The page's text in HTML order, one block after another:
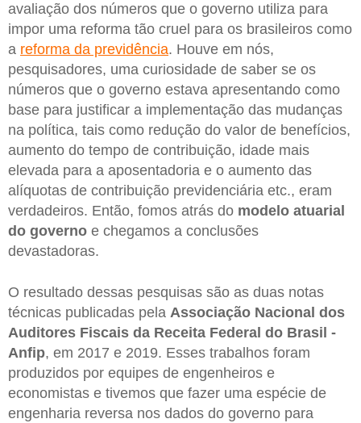
avaliação dos números que o governo utiliza para
impor uma reforma tão cruel para os brasileiros como
a reforma da previdência. Houve em nós,
pesquisadores, uma curiosidade de saber se os
números que o governo estava apresentando como
base para justificar a implementação das mudanças
na política, tais como redução do valor de benefícios,
aumento do tempo de contribuição, idade mais
elevada para a aposentadoria e o aumento das
alíquotas de contribuição previdenciária etc., eram
verdadeiros. Então, fomos atrás do modelo atuarial
do governo e chegamos a conclusões
devastadoras.
O resultado dessas pesquisas são as duas notas
técnicas publicadas pela Associação Nacional dos
Auditores Fiscais da Receita Federal do Brasil -
Anfip, em 2017 e 2019. Esses trabalhos foram
produzidos por equipes de engenheiros e
economistas e tivemos que fazer uma espécie de
engenharia reversa nos dados do governo para